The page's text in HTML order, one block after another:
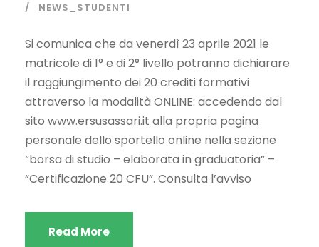
NEWS_STUDENTI
Si comunica che da venerdì 23 aprile 2021 le
matricole di 1° e di 2° livello potranno dichiarare
il raggiungimento dei 20 crediti formativi
attraverso la modalità ONLINE: accedendo dal
sito www.ersusassari.it alla propria pagina
personale dello sportello online nella sezione
“borsa di studio – elaborata in graduatoria” –
“Certificazione 20 CFU”. Consulta l’avviso
Read More